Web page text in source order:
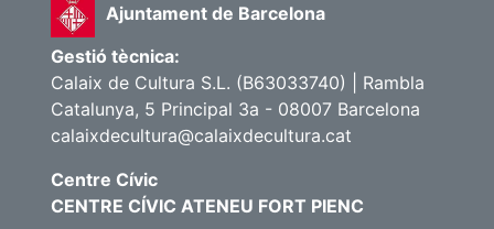
Ajuntament de Barcelona
Gestió tècnica:
Calaix de Cultura S.L. (B63033740) | Rambla
Catalunya, 5 Principal 3a - 08007 Barcelona
calaixdecultura@calaixdecultura.cat
Centre Cívic
CENTRE CÍVIC ATENEU FORT PIENC